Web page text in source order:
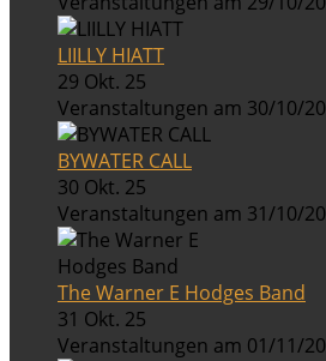
LIILLY HIATT
29 Okt. 25
Veranstaltungen am 30/10/
BYWATER CALL
30 Okt. 25
Veranstaltungen am 31/10/
The Warner E Hodges Band
31 Okt. 25
Veranstaltungen am 01/11/